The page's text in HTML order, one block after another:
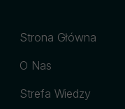
Strona Główna
O Nas
Strefa Wiedzy